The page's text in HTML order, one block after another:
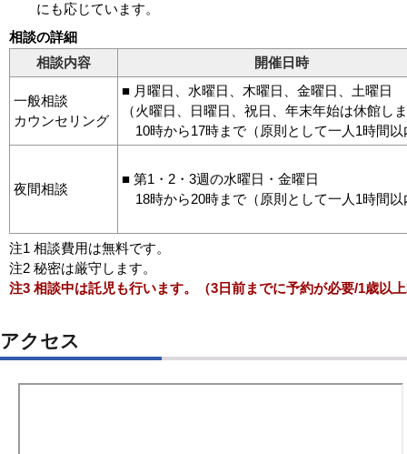
にも応じています。
相談の詳細
相談内容
開催日時
一般相談
カウンセリング
■ 月曜日、水曜日、木曜日、金曜日、土曜日
（火曜日、日曜日、祝日、年末年始は休館し
10時から17時まで（原則として一人1時間以
夜間相談
■ 第1・2・3週の水曜日・金曜日
18時から20時まで（原則として一人1時間以
注1 相談費用は無料です。
注2 秘密は厳守します。
注3 相談中は託児も行います。（3日前までに予約が必要/1歳以
アクセス